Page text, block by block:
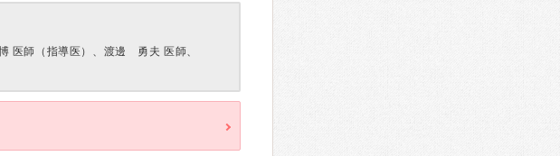
師（指導医）、渡邊 勇夫 医師、